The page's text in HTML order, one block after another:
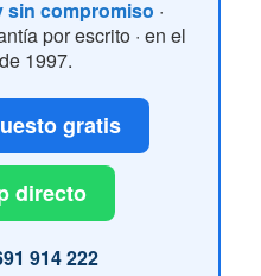
sin compromiso ·
por escrito · en el
1997.
gratis
directo
914 222